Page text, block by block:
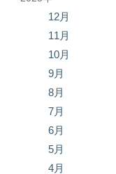
12月
11月
10月
9月
8月
7月
6月
5月
4月